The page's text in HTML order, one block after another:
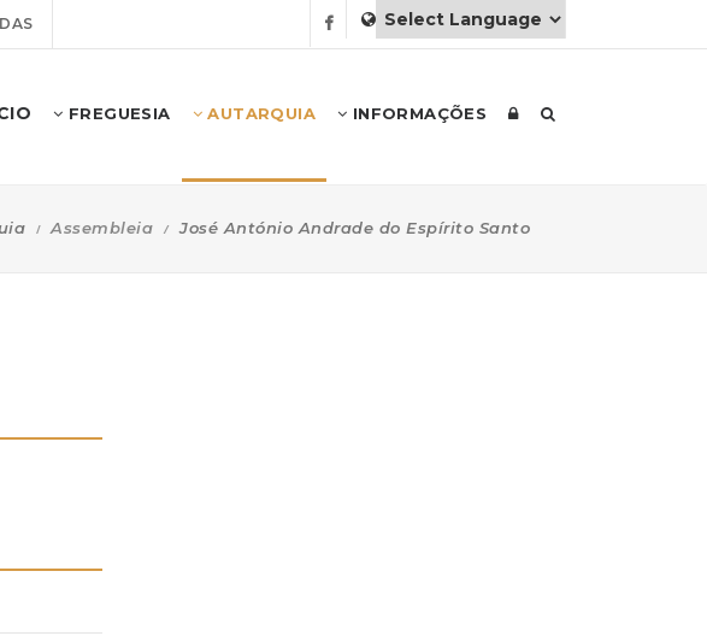
FREGUESIA AUTARQUIA INFORMAÇÕES
Assembleia José António Andrade do Espírito Santo